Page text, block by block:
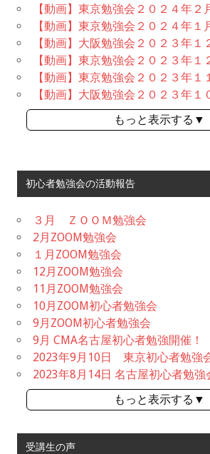
【動画】東京勉強会２０２４年２
【動画】東京勉強会２０２４年１
【動画】大阪勉強会２０２３年１
【動画】東京勉強会２０２３年１
【動画】東京勉強会２０２３年１
【動画】大阪勉強会２０２３年１
もっと表示する▼
初心者勉強会の活動報告
３月 ＺＯＯＭ勉強会
2月ZOOM勉強会
１月ZOOM勉強会
12月ZOOM勉強会
11月ZOOM勉強会
10月ZOOM初心者勉強会
9月ZOOM初心者勉強会
9月 CMA名古屋初心者勉強開催！
2023年9月10日 東京初心者勉強
2023年8月14日 名古屋初心者勉強
もっと表示する▼
受講生の声